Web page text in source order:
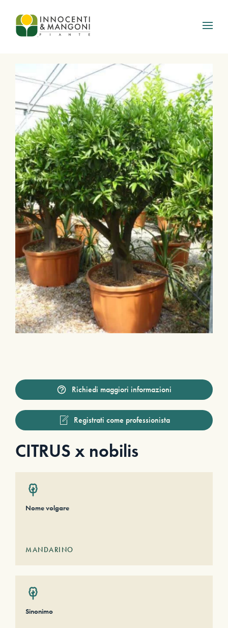
Skip to main content
Richiedi maggiori informazioni
Registrati come professionista
CITRUS x nobilis
Nome volgare
MANDARINO
Sinonimo